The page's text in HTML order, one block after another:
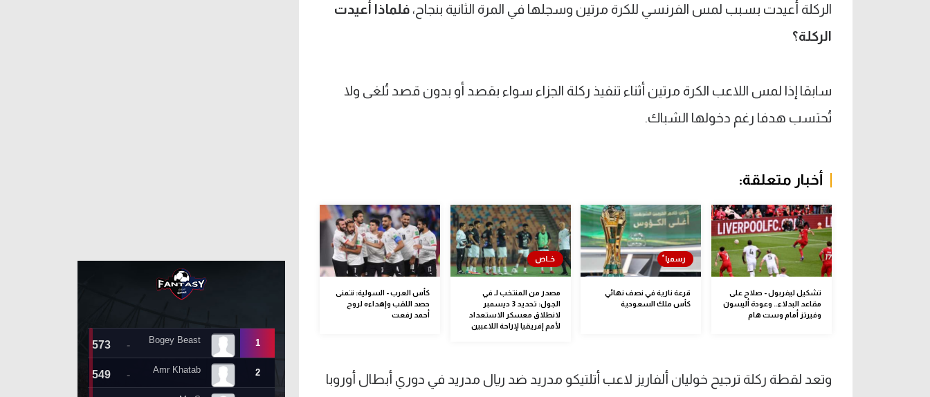
الركلة أعيدت بسبب لمس الفرنسي للكرة مرتين وسجلها في المرة الثانية بنجاح، فلماذا أعيدت
الركلة؟
سابقا إذا لمس اللاعب الكرة مرتين أثناء تنفيذ ركلة الجزاء سواء بقصد أو بدون قصد تُلغى ولا
تُحتسب هدفا رغم دخولها الشباك.
أخبار متعلقة:
تشكيل ليفربول - صلاح على
مقاعد البدلاء.. وعودة أليسون
وفيرتز أمام وست هام
قرعة نارية في نصف نهائي
كأس ملك السعودية
مصدر من المنتخب لـ في
الجول: تحديد 3 ديسمبر
لانطلاق معسكر الاستعداد
لأمم إفريقيا لإراحة اللاعبين
كأس العرب - السولية: نتمنى
حصد اللقب وإهداءه لروح
أحمد رفعت
وتعد لقطة ركلة ترجيح خوليان ألفاريز لاعب أتلتيكو مدريد ضد ريال مدريد في دوري أبطال أوروبا